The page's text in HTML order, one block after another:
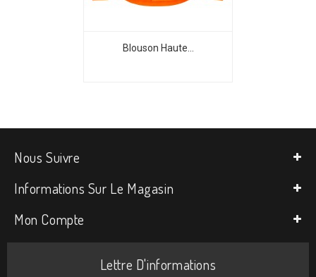
Blouson Haute...
Nous Suivre
Informations Sur Le Magasin
Mon Compte
Lettre D'informations